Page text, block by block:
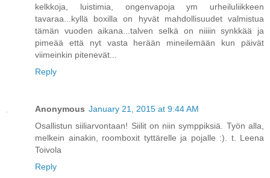
kelkkoja, luistimia, ongenvapoja ym urheiluliikkeen
tavaraa...kyllä boxilla on hyvät mahdollisuudet valmistua
tämän vuoden aikana...talven selkä on niiiin synkkää ja
pimeää että nyt vasta herään mineilemään kun päivät
viimeinkin pitenevät...
Reply
Anonymous January 21, 2015 at 9:44 AM
Osallistun siiliarvontaan! Siilit on niin symppiksiä. Työn alla,
melkein ainakin, roomboxit tyttärelle ja pojalle :). t. Leena
Toivola
Reply